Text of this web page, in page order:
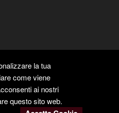
la tua
come viene
ai nostri
questo sito web.